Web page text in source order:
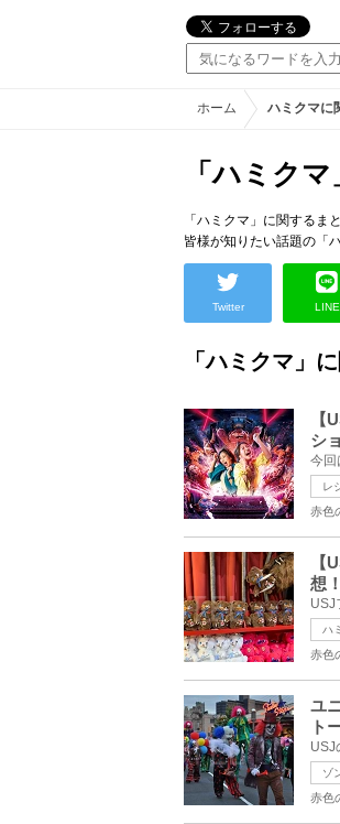
ホーム ハミクマに
「ハミク
「ハミクマ」に関するま
皆様が知りたい話題の「
Twitter LINE
「ハミクマ」
【
シ
レ
赤色
【
想！
ハ
赤色
ユ
ト
ゾ
赤色